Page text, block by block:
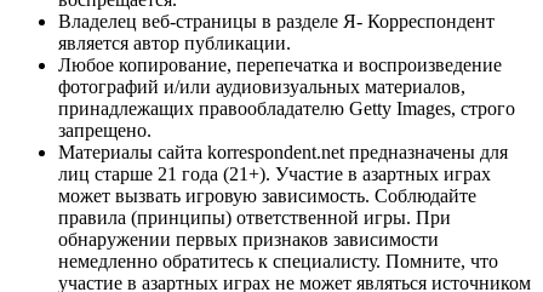
Владелец веб-страницы в разделе Я- Корреспондент
является автор публикации.
Любое копирование, перепечатка и воспроизведение
фотографий и/или аудиовизуальных материалов,
принадлежащих правообладателю Getty Images, строго
запрещено.
Материалы сайта korrespondent.net предназначены для
лиц старше 21 года (21+). Участие в азартных играх
может вызвать игровую зависимость. Соблюдайте
правила (принципы) ответственной игры. При
обнаружении первых признаков зависимости
немедленно обратитесь к специалисту. Помните, что
участие в азартных играх не может являться источником